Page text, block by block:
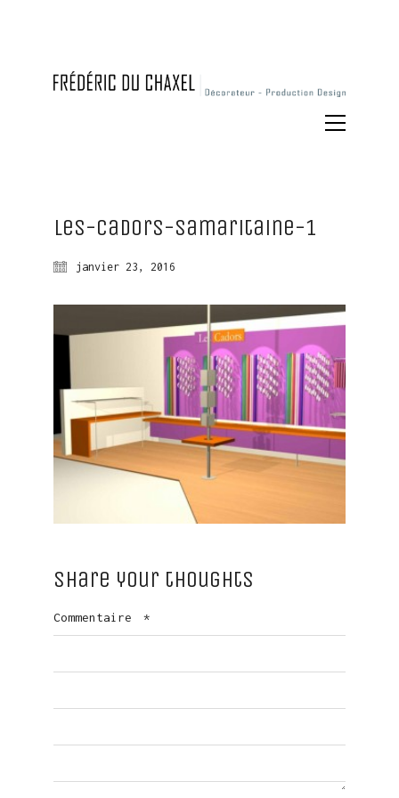
Les-Cadors-Samaritaine-1
janvier 23, 2016
Share your thoughts
Commentaire *